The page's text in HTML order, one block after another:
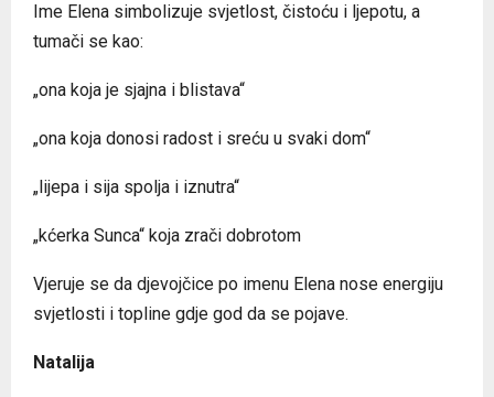
Ime Elena simbolizuje svjetlost, čistoću i ljepotu, a
tumači se kao:
„ona koja je sjajna i blistava“
„ona koja donosi radost i sreću u svaki dom“
„lijepa i sija spolja i iznutra“
„kćerka Sunca“ koja zrači dobrotom
Vjeruje se da djevojčice po imenu Elena nose energiju
svjetlosti i topline gdje god da se pojave.
Natalija